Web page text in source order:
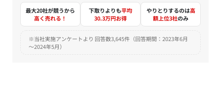
最大20社が競うから
高く売れる！
下取りよりも平均
30.3万円お得
やりとりするのは高
額上位3社のみ
※当社実施アンケートより 回答数3,645件（回答期間：2023年6月
～2024年5月）